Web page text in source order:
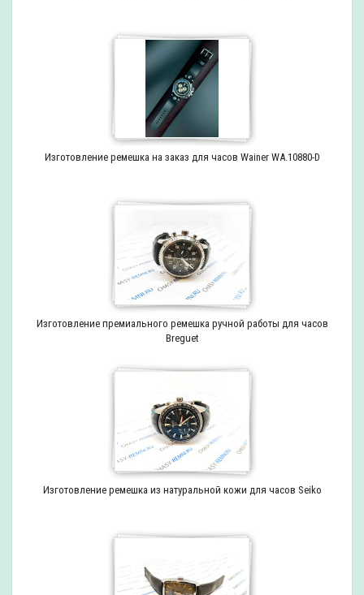
Изготовление ремешка на заказ для часов Wainer WA.10880-D
Изготовление премиального ремешка ручной работы для часов
Breguet
Изготовление ремешка из натуральной кожи для часов Seiko